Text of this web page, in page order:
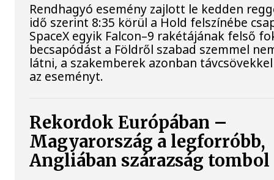
Rendhagyó esemény zajlott le kedden
idő szerint 8:35 körül a Hold felszínébe
SpaceX egyik Falcon–9 rakétájának felső
becsapódást a Földről szabad szemmel
látni, a szakemberek azonban
az eseményt.
Rekordok Európában –
Magyarország a legforróbb,
Angliában szárazság tombol